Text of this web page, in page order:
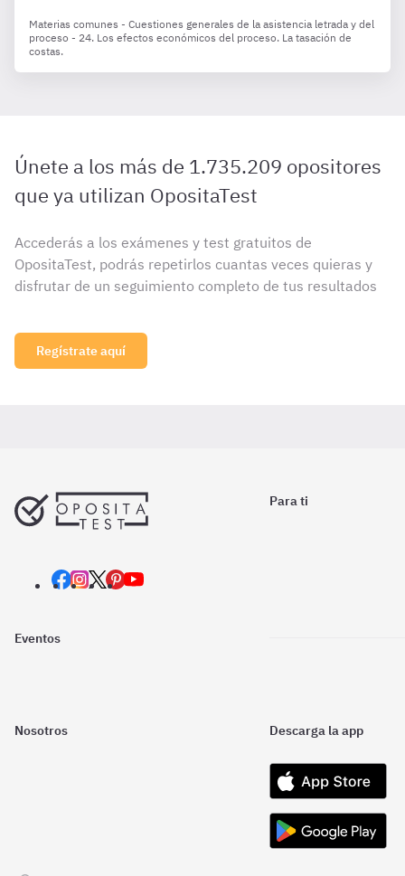
Materias comunes - Cuestiones generales de la asistencia letrada y del
proceso - 24. Los efectos económicos del proceso. La tasación de
costas.
Únete a los más de 1.735.209 opositores
que ya utilizan OpositaTest
Accederás a los exámenes y test gratuitos de
OpositaTest, podrás repetirlos cuantas veces quieras y
disfrutar de un seguimiento completo de tus resultados
Regístrate aquí
Para ti
Eventos
Nosotros Descarga la app